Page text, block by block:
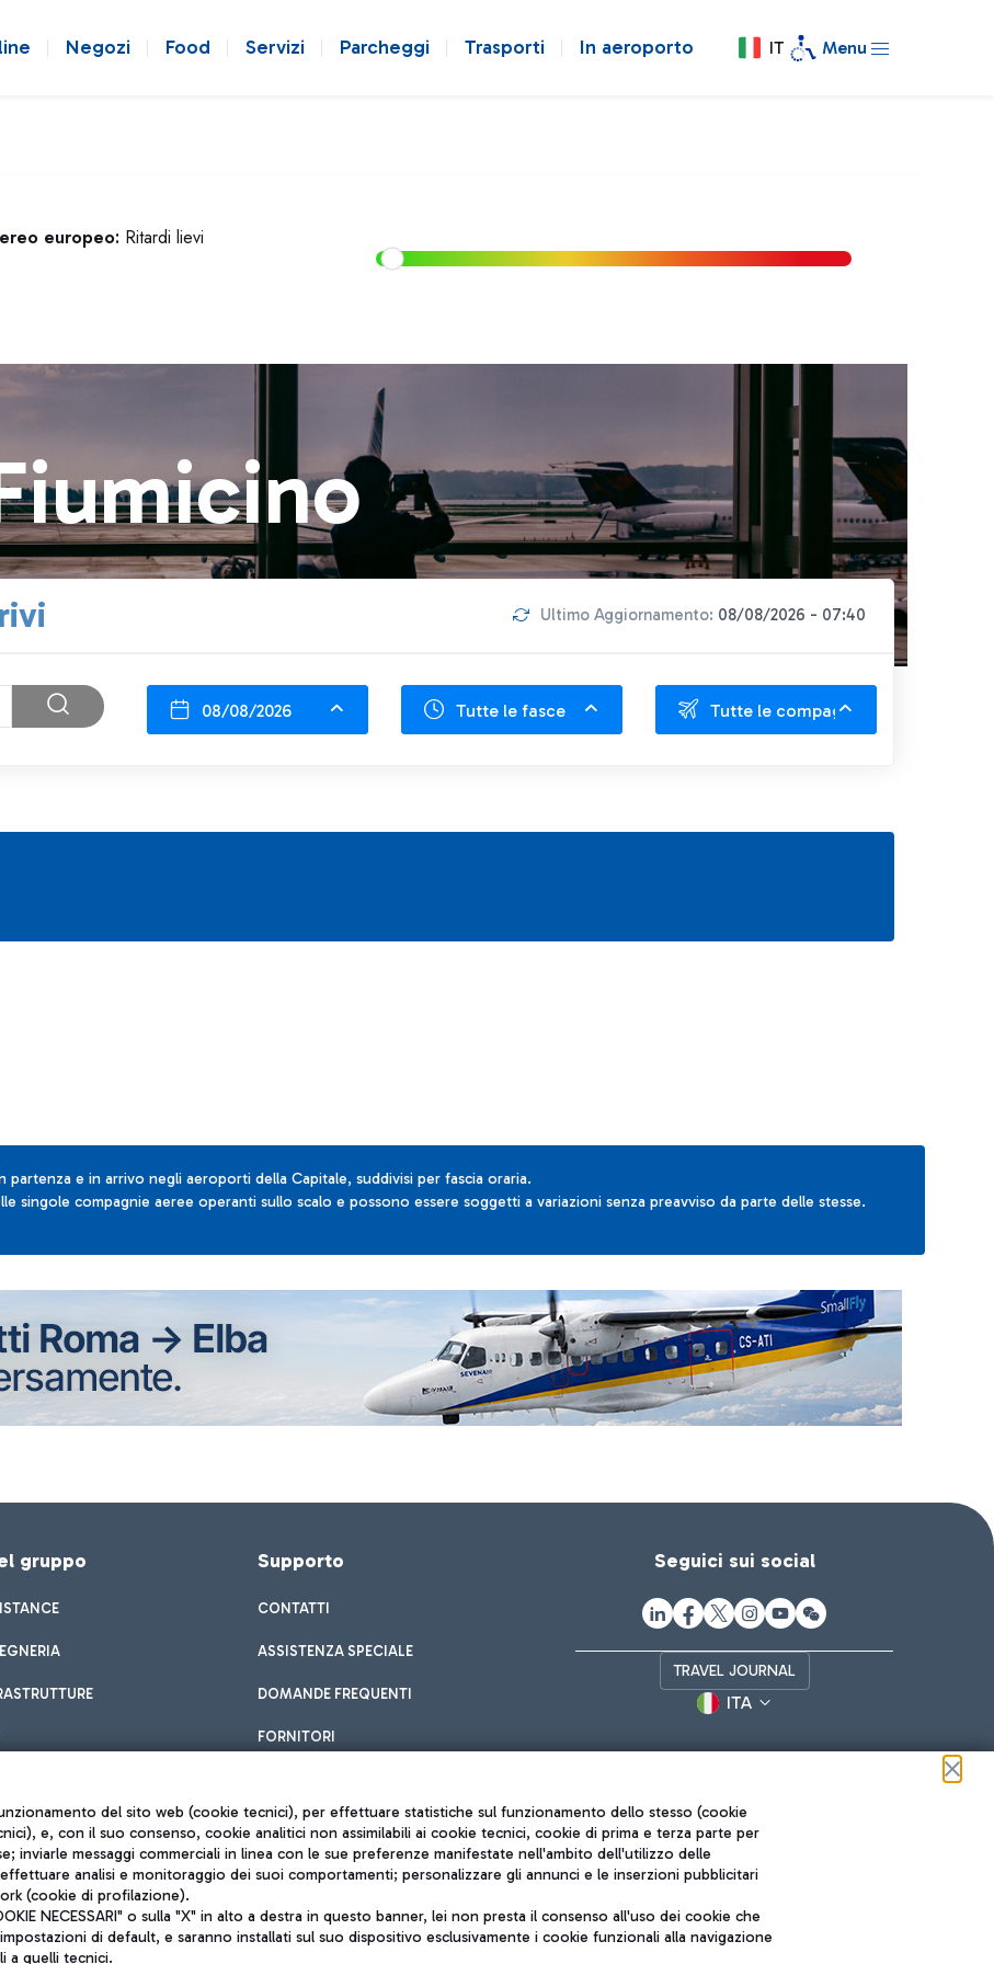
Negozi Food Servizi Parcheggi Trasporti In aeroporto IT Menu
europeo: Ritardi lievi
Ultimo Aggiornamento: 08/08/2026 - 07:40
08/08/2026 Tutte le fasce Tutte le compagnie
e in arrivo negli aeroporti della Capitale, suddivisi per fascia oraria.
singole compagnie aeree operanti sullo scalo e possono essere soggetti a variazioni senza preavviso da parte delle stesse.
gruppo Supporto
CONTATTI
ASSISTENZA SPECIALE
DOMANDE FREQUENTI
FORNITORI
Seguici sui social
TRAVEL JOURNAL
ITA
Note legali
Mappa sito
Roma FCO
L'aeroporto stellato
del sito web (cookie tecnici), per effettuare statistiche sul funzionamento dello stesso (cookie
e, con il suo consenso, cookie analitici non assimilabili ai cookie tecnici, cookie di prima e terza parte per
inviarle messaggi commerciali in linea con le sue preferenze manifestate nell'ambito dell'utilizzo delle
analisi e monitoraggio dei suoi comportamenti; personalizzare gli annunci e le inserzioni pubblicitari
(cookie di profilazione).
NECESSARI" o sulla "X" in alto a destra in questo banner, lei non presta il consenso all'uso dei cookie che
di default, e saranno installati sul suo dispositivo esclusivamente i cookie funzionali alla navigazione
a quelli tecnici.